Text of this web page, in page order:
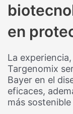
en
La
Targenomix
Bayer en el
eficaces,
más